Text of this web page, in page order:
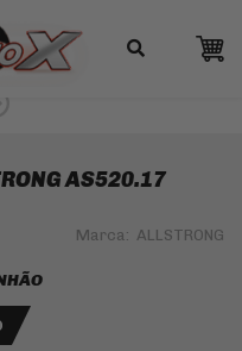
AS520.17
Marca: ALLSTRONG